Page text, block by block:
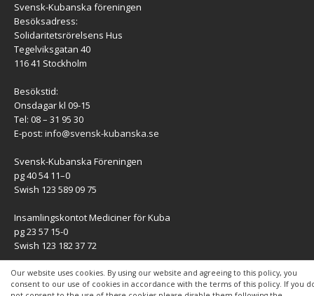
Our website uses cookies. By using our website and agreeing to this policy, you
consent to our use of cookies in accordance with the terms of this policy. If you
Svensk-Kubanska föreningen
Besöksadress:
Solidaritetsrörelsens Hus
Tegelviksgatan 40
116 41 Stockholm
Besökstid:
Onsdagar kl 09-15
Tel: 08 – 31 95 30
E-post: info@svensk-kubanska.se
Svensk-Kubanska Föreningen
pg 40 54 11–0
Swish 123 589 09 75
Insamlingskontot Mediciner för Kuba
pg 23 57 15-0
Swish 123 182 37 72
KONTAKT